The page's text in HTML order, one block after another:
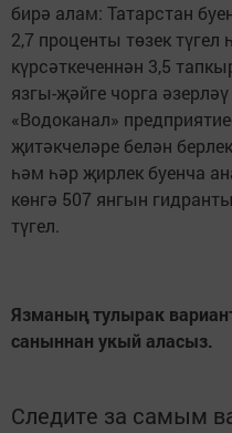
бирә алам: Татарстан
2,7 проценты төзек түгел
күрсәткеченнән 3,5
язгы-җәйге чорга
«Водоканал»
җитәкчеләре белән
һәм һәр җирлек буенча
көнгә 507 янгын
түгел.
Язманың тулырак
саныннан укый аласыз.
Следите за самым